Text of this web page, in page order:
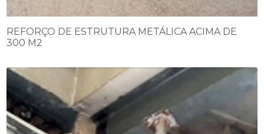
REFORÇO DE ESTRUTURA METÁLICA ACIMA DE
300 M2